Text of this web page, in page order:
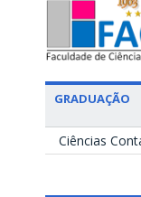
GRADUAÇÃO
Ciências